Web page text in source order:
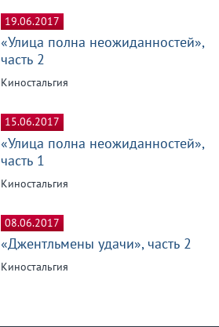
19.06.2017
«Улица полна неожиданностей»,
часть 2
Киностальгия
15.06.2017
«Улица полна неожиданностей»,
часть 1
Киностальгия
08.06.2017
«Джентльмены удачи», часть 2
Киностальгия